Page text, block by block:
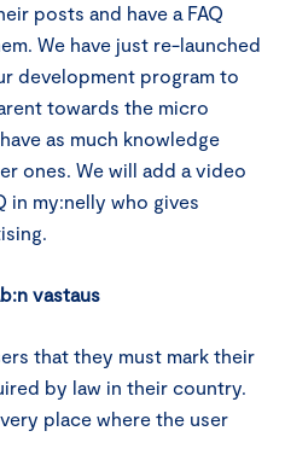
posts and have a FAQ
We have just re-launched
development program to
towards the micro
as much knowledge
ones. We will add a video
in my:nelly who gives
vastaus
that they must mark their
by law in their country.
place where the user